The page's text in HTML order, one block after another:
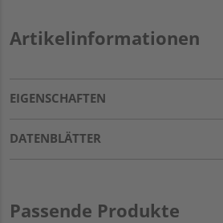
Artikelinformationen
EIGENSCHAFTEN
DATENBLÄTTER
Passende Produkte